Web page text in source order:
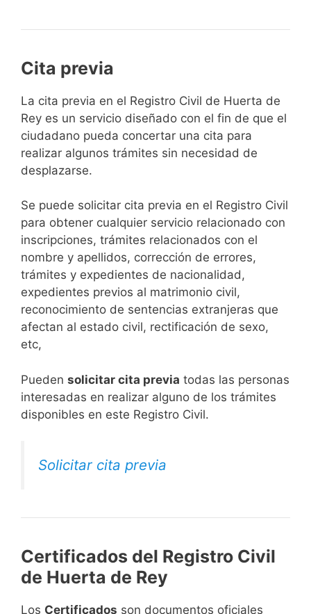
Cita previa
​​​​​​​​​​​​​​​​​​​​​​​​​​​​La cita previa en el Registro Civil de Huerta de
Rey es un servicio diseñado con el fin de que el
ciudadano pueda concertar una cita para
realizar algunos trámites sin necesidad de
desplazarse.​
Se puede solicitar cita previa en el Registro Civil
para obtener cualquier servicio relacionado con
inscripciones, trámites relacionados con el
nombre y apellidos, corrección de errores,
trámites y expedientes de nacionalidad,
expedientes previos al matrimonio civil,
reconocimiento de sentencias extranjeras que
afectan al estado civil, rectificación de sexo,
etc,
​Pueden solicitar cita previa todas las personas
interesadas en realizar alguno de los trámites
disponibles en este Registro Civil.​
Solicitar cita previa
Certificados del Registro Civil
de Huerta de Rey
Los Certificados son documentos oficiales